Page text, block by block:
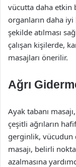
vücutta daha etkin
organların daha
şekilde atılması
çalışan kişilerde,
masajları önerilir.
Ağrı
Ayak tabanı
çeşitli ağrıların
gerginlik, vücudun
masajı, belirli
azalmasına